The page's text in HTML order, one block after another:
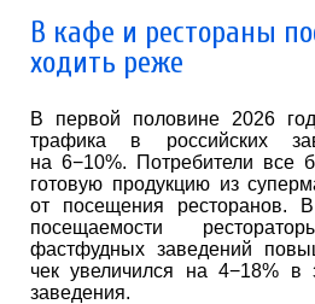
В кафе и рестораны
ходить реже
В первой половине 2026
трафика в российских
на 6−10%. Потребители все
готовую продукцию из
от посещения ресторанов.
посещаемости
фастфудных заведений
чек увеличился на 4−18% в
заведения.